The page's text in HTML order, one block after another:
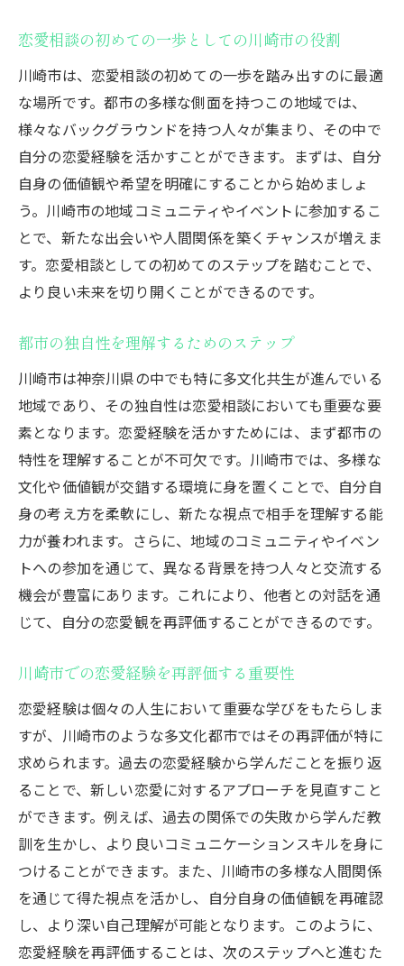
川崎市ならではの恋愛経験の活用法
地域密着型の恋愛アプローチの探求
川崎市独特の文化を活かした恋愛成長
川崎市における恋愛経験の新しい視点
個々の経験を尊重する川崎市の恋愛相談
地域の特性を反映した恋愛戦略
川崎市の多様な文化背景が恋愛経験を豊かにす
文化的背景が恋愛経験に与える深み
多文化都市での恋愛経験の価値
川崎市での恋愛経験を彩る文化の多様性
異文化理解が恋愛経験を深めるカギ
川崎市における文化の交差点と恋愛
過去の恋愛経験を振り返り川崎市での新たな一
歩を踏み出す
恋愛経験から学ぶ川崎市での新たな始まり
過去の経験を活かした川崎市での恋愛ステ
川崎市での経験を振り返ることの重要性
過去の恋愛経験を活かすための地域のサポ
ート
川崎市での新しい恋愛の章を開く
川崎市で恋愛経験を深めるための自己理解の重
要性
自己理解が川崎市での恋愛に与える影響
川崎市での恋愛経験を通じた自己発見
恋愛経験を深めるための内省の方法
自己理解を高めるための川崎市の環境
自己認識が恋愛成長に繋がる理由
恋愛相談の初めての一歩としての川崎市の役割
川崎市は、恋愛相談の初めての一歩を踏み出すのに最適
な場所です。都市の多様な側面を持つこの地域では、
様々なバックグラウンドを持つ人々が集まり、その中で
自分の恋愛経験を活かすことができます。まずは、自分
自身の価値観や希望を明確にすることから始めましょ
う。川崎市の地域コミュニティやイベントに参加するこ
とで、新たな出会いや人間関係を築くチャンスが増えま
す。恋愛相談としての初めてのステップを踏むことで、
より良い未来を切り開くことができるのです。
都市の独自性を理解するためのステップ
川崎市は神奈川県の中でも特に多文化共生が進んでいる
地域であり、その独自性は恋愛相談においても重要な要
素となります。恋愛経験を活かすためには、まず都市の
特性を理解することが不可欠です。川崎市では、多様な
文化や価値観が交錯する環境に身を置くことで、自分自
身の考え方を柔軟にし、新たな視点で相手を理解する能
力が養われます。さらに、地域のコミュニティやイベン
トへの参加を通じて、異なる背景を持つ人々と交流する
機会が豊富にあります。これにより、他者との対話を通
じて、自分の恋愛観を再評価することができるのです。
川崎市での恋愛経験を再評価する重要性
恋愛経験は個々の人生において重要な学びをもたらしま
すが、川崎市のような多文化都市ではその再評価が特に
求められます。過去の恋愛経験から学んだことを振り返
ることで、新しい恋愛に対するアプローチを見直すこと
ができます。例えば、過去の関係での失敗から学んだ教
訓を生かし、より良いコミュニケーションスキルを身に
つけることができます。また、川崎市の多様な人間関係
を通じて得た視点を活かし、自分自身の価値観を再確認
し、より深い自己理解が可能となります。このように、
恋愛経験を再評価することは、次のステップへと進むた